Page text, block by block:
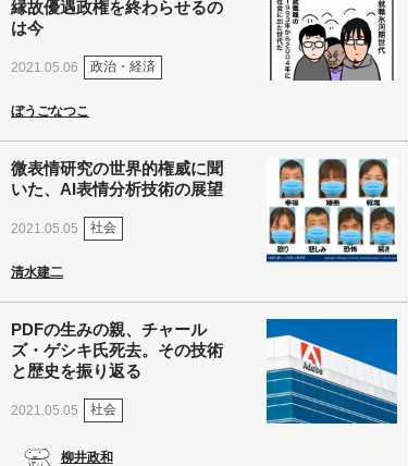
縁故優遇政権を終わらせるの
は今
2021.05.06 政治・経済
ぼうごなつこ
微表情研究の世界的権威に聞
いた、AI表情分析技術の展望
2021.05.05 社会
清水建二
PDFの生みの親、チャール
ズ・ゲシキ氏死去。その技術
と歴史を振り返る
2021.05.05 社会
柳井政和